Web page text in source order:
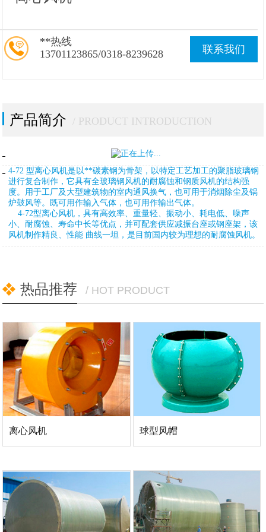
联系我们
**热线
13701123865/0318-8239628
产品简介 / PRODUCT INTRODUCTION
4-72 型离心风机是以**碳素钢为骨架，以特定工艺加工的聚脂玻璃钢
进行复合制作，它具有全玻璃钢风机的耐腐蚀和钢质风机的结构强
度。用于工厂及大型建筑物的室内通风换气，也可用于消烟除尘及锅
炉鼓风等。既可用作输入气体，也可用作输出气体。
4-72型离心风机，具有高效率、重量轻、振动小、耗电低、噪声
小、耐腐蚀、寿命中长等优点，并可配套供应减振台座或钢座架，该
风机制作精良、性能 曲线一坦，是目前国内较为理想的耐腐蚀风机。
热品推荐 / HOT PRODUCT
离心风机 球型风帽